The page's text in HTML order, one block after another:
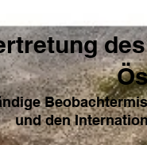
und den Internat